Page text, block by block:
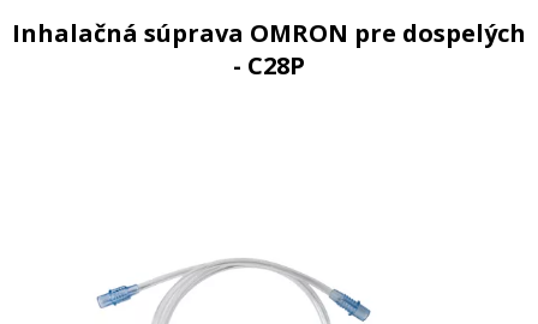
Inhalačná súprava OMRON pre dospelých
- C28P